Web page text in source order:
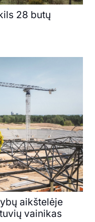
28 butų
aikštelėje
vainikas